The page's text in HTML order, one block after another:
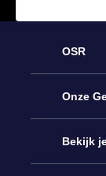
OSR
Service
Contact
Onze
Online
Bekijk